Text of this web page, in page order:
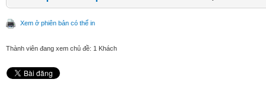
Xem ở phiên bản có thể in
Thành viên đang xem chủ đề: 1 Khách